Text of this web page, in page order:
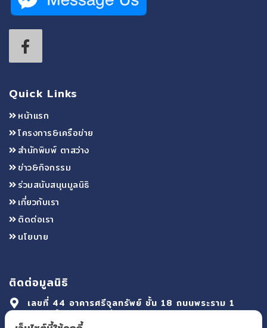
Quick Links
หน้าแรก
โครงการ&เครือข่าย
สำนักพิมพ์ ตาสว่าง
ข่าว&กิจกรรม
ร่วมสนับสนุนมูลนิธิ
เกี่ยวกับเรา
ติดต่อเรา
นโยบาย
ติดต่อมูลนิธิ
เลขที่ 44 อาคารศรีจุลทรัพย์ ชั้น 18 ถนนพระราม 1
แขวงรองเมือง เขตปทุมวัน กรุงเทพมหานคร 10330